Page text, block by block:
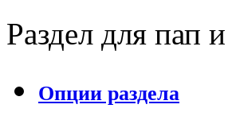
Раздел для пап
Опции раздела